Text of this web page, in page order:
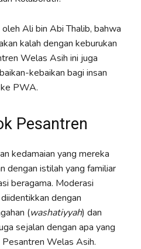
Ali bin Abi Thalib, bahwa
kalah dengan keburukan
Welas Asih ini juga
kebaikan bagi insan
PWA.
Pesantren
kedamaian yang mereka
dengan istilah yang familiar
beragama. Moderasi
dengan
(washatiyyah) dan
sejalan dengan apa yang
Welas Asih.